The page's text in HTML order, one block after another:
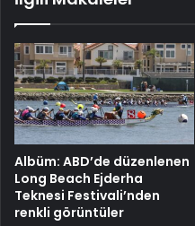
Albüm: ABD’de düzenlenen
Long Beach Ejderha
Teknesi Festivali’nden
renkli görüntüler